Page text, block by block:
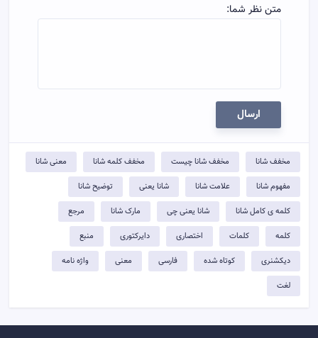
متن نظر شما:
ارسال
مخفف شانا مخفف شانا چیست مخفف کلمه شانا معنی شانا
مفهوم شانا علامت شانا شانا یعنی توضيح شانا
کلمه ی کامل شانا شانا یعنی چی مارک شانا مرجع
کلمه کلمات اختصاری دایرکتوری منبع
دیکشنری کوتاه شده فارسی معنی واژه نامه
لغت